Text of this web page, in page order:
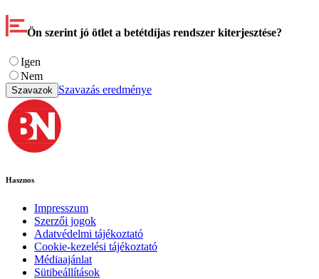
Ön szerint jó ötlet a betétdíjas rendszer kiterjesztése?
Igen
Nem
Szavazok Szavazás eredménye
Hasznos
Impresszum
Szerzői jogok
Adatvédelmi tájékoztató
Cookie-kezelési tájékoztató
Médiaajánlat
Sütibeállítások